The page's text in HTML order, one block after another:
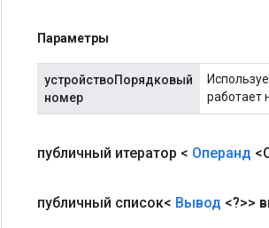
Параметры
устройствоПорядковый
номер
работает
публичный итератор < Операнд
публичный список< Вывод <?>>